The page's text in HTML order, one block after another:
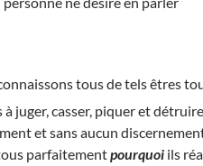
tous de tels êtres
juger, casser, piquer et
et sans aucun
parfaitementpourquoi ils